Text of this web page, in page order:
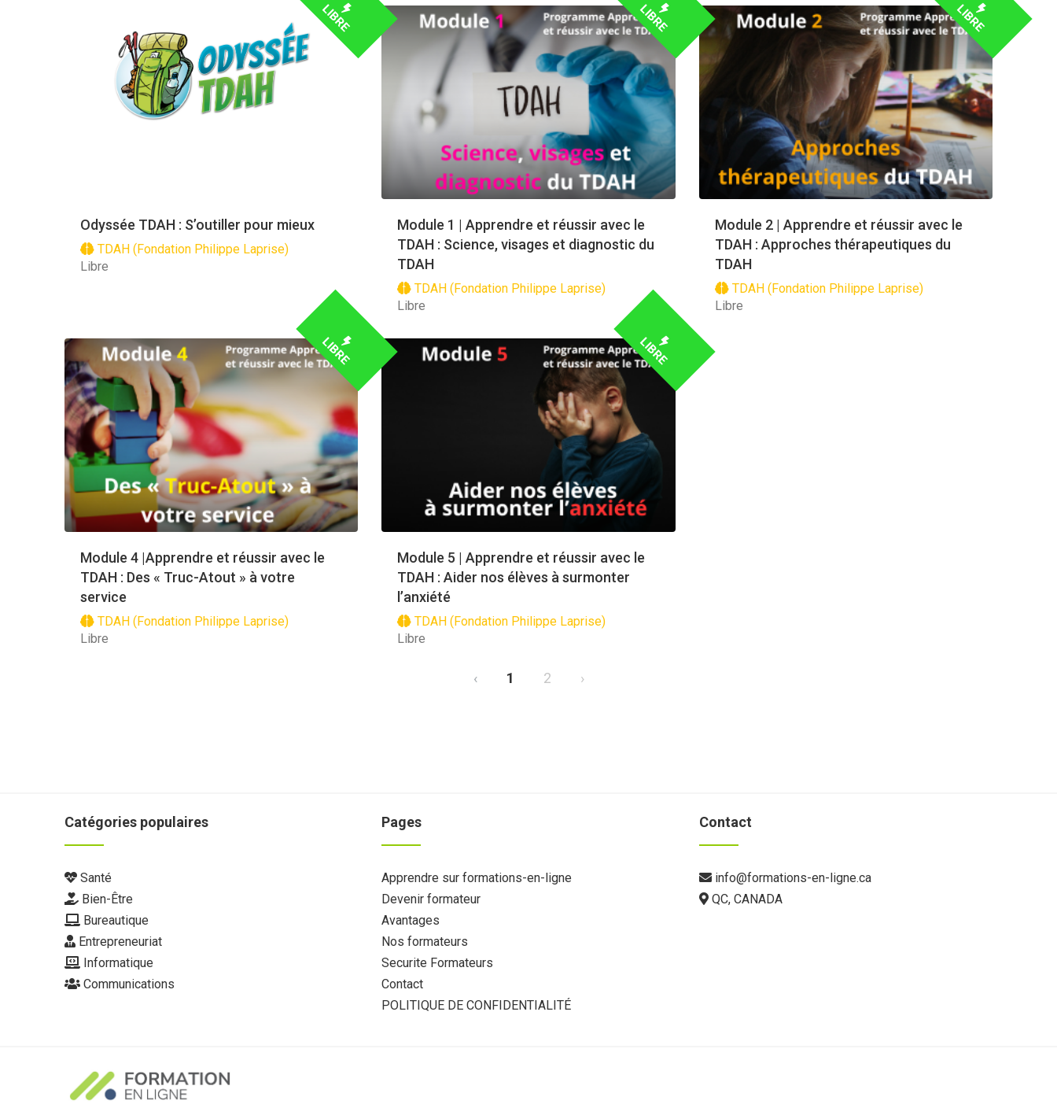
Odyssée TDAH : S’outiller pour mieux
TDAH (Fondation Philippe Laprise)
LIBRE
Libre
Module 1 | Apprendre et réussir avec le
TDAH : Science, visages et diagnostic du
TDAH
TDAH (Fondation Philippe Laprise)
LIBRE
Libre
Module 2 | Apprendre et réussir avec le
TDAH : Approches thérapeutiques du
TDAH
TDAH (Fondation Philippe Laprise)
LIBRE
Libre
Module 4 |Apprendre et réussir avec le
TDAH : Des « Truc-Atout » à votre
service
TDAH (Fondation Philippe Laprise)
LIBRE
Libre
Module 5 | Apprendre et réussir avec le
TDAH : Aider nos élèves à surmonter
l’anxiété
TDAH (Fondation Philippe Laprise)
LIBRE
Libre
‹ 1 2 ›
Catégories populaires
Santé
Bien-Être
Bureautique
Entrepreneuriat
Informatique
Communications
Pages
Apprendre sur formations-en-ligne
Devenir formateur
Avantages
Nos formateurs
Securite Formateurs
Contact
POLITIQUE DE CONFIDENTIALITÉ
Contact
info@formations-en-ligne.ca
QC, CANADA